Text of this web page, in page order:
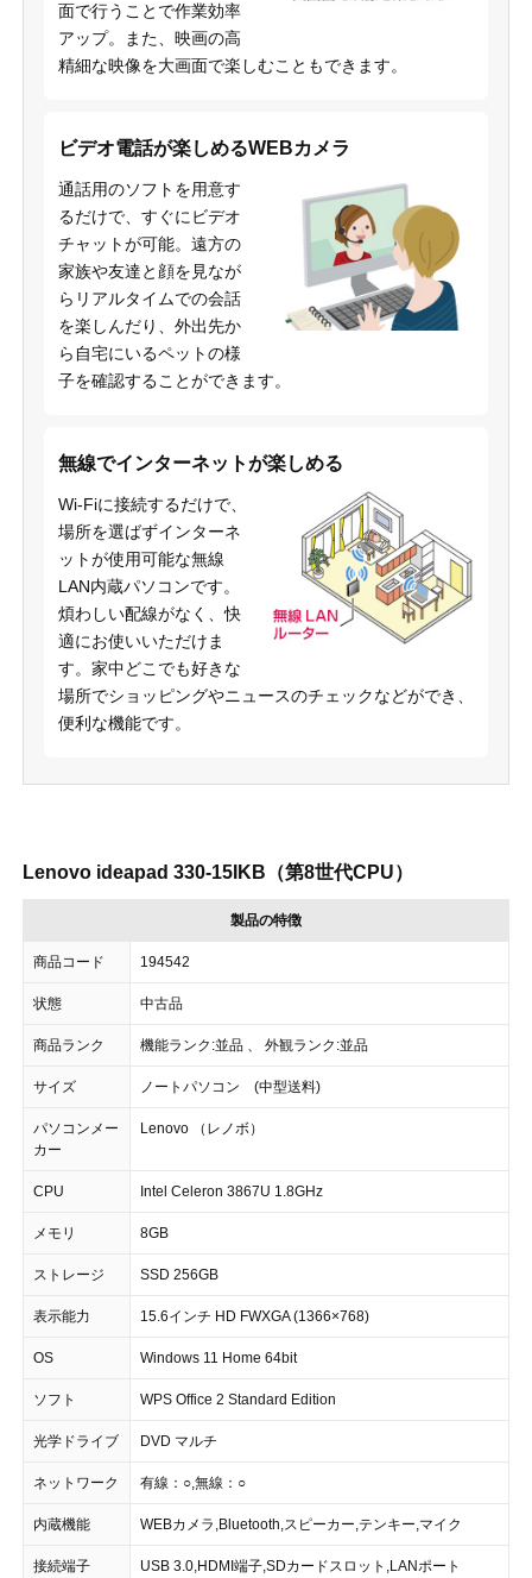
面で行うことで作業効率
アップ。また、映画の高
精細な映像を大画面で楽しむこともできます。
ビデオ電話が楽しめるWEBカメラ
通話用のソフトを用意す
るだけで、すぐにビデオ
チャットが可能。遠方の
家族や友達と顔を見なが
らリアルタイムでの会話
を楽しんだり、外出先か
ら自宅にいるペットの様
子を確認することができます。
無線でインターネットが楽しめる
Wi-Fiに接続するだけで、
場所を選ばずインターネ
ットが使用可能な無線
LAN内蔵パソコンです。
煩わしい配線がなく、快
適にお使いいただけま
す。家中どこでも好きな
場所でショッピングやニュースのチェックなどができ、
便利な機能です。
Lenovo ideapad 330-15IKB（第8世代CPU）
製品の特徴
商品コード 194542
状態 中古品
商品ランク 機能ランク:並品 、 外観ランク:並品
サイズ ノートパソコン (中型送料)
パソコンメー
カー
Lenovo （レノボ）
CPU Intel Celeron 3867U 1.8GHz
メモリ 8GB
ストレージ SSD 256GB
表示能力 15.6インチ HD FWXGA (1366×768)
OS Windows 11 Home 64bit
ソフト WPS Office 2 Standard Edition
光学ドライブ DVD マルチ
ネットワーク 有線：○,無線：○
内蔵機能 WEBカメラ,Bluetooth,スピーカー,テンキー,マイク
接続端子
USB 3.0,HDMI端子,SDカードスロット,LANポート